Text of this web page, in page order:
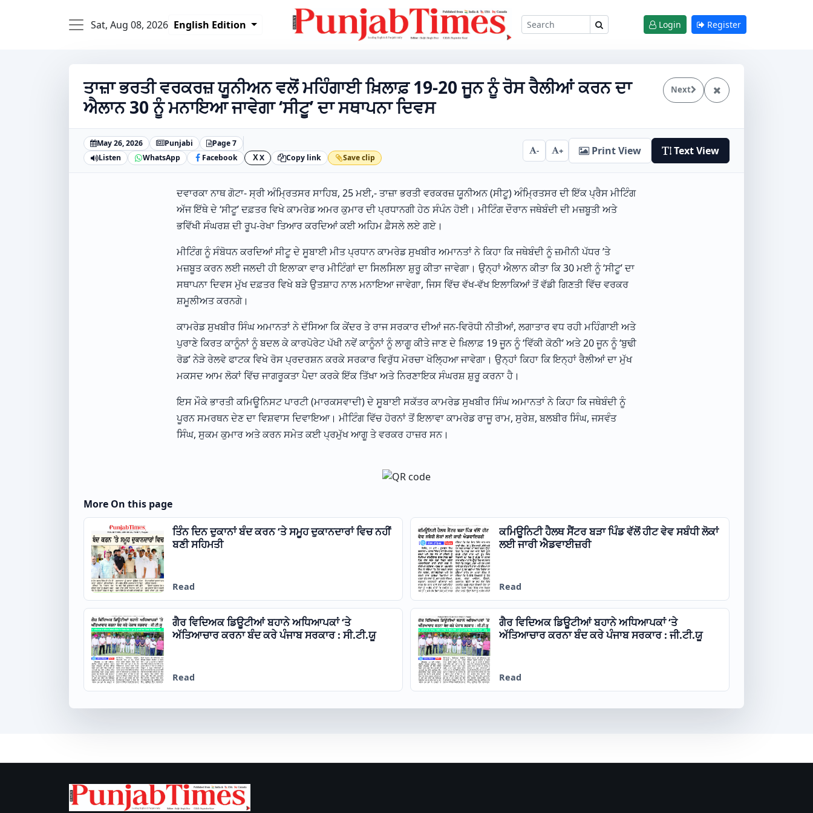
Sat, Aug 08, 2026 English Edition Login Register
ਤਾਜ਼ਾ ਭਰਤੀ ਵਰਕਰਜ਼ ਯੂਨੀਅਨ ਵਲੋਂ ਮਹਿੰਗਾਈ ਖ਼ਿਲਾਫ਼ 19-20 ਜੂਨ ਨੂੰ ਰੋਸ ਰੈਲੀਆਂ ਕਰਨ ਦਾ
ਐਲਾਨ 30 ਨੂੰ ਮਨਾਇਆ ਜਾਵੇਗਾ ‘ਸੀਟੂ’ ਦਾ ਸਥਾਪਨਾ ਦਿਵਸ
Next
May 26, 2026 Punjabi
Page 7
Listen
WhatsApp Facebook XX Copy link Save clip
- + Print View Text View
ਦਵਾਰਕਾ ਨਾਥ ਗੋਟਾ- ਸ੍ਰੀ ਅੰਮ੍ਰਿਤਸਰ ਸਾਹਿਬ, 25 ਮਈ,- ਤਾਜ਼ਾ ਭਰਤੀ ਵਰਕਰਜ਼ ਯੂਨੀਅਨ (ਸੀਟੂ) ਅੰਮ੍ਰਿਤਸਰ ਦੀ ਇੱਕ ਪ੍ਰੈਸ ਮੀਟਿੰਗ
ਅੱਜ ਇੱਥੇ ਦੇ ‘ਸੀਟੂ’ ਦਫ਼ਤਰ ਵਿਖੇ ਕਾਮਰੇਡ ਅਮਰ ਕੁਮਾਰ ਦੀ ਪ੍ਰਧਾਨਗੀ ਹੇਠ ਸੰਪੰਨ ਹੋਈ। ਮੀਟਿੰਗ ਦੌਰਾਨ ਜਥੇਬੰਦੀ ਦੀ ਮਜ਼ਬੂਤੀ ਅਤੇ
ਭਵਿੱਖੀ ਸੰਘਰਸ਼ ਦੀ ਰੂਪ-ਰੇਖਾ ਤਿਆਰ ਕਰਦਿਆਂ ਕਈ ਅਹਿਮ ਫ਼ੈਸਲੇ ਲਏ ਗਏ।
ਮੀਟਿੰਗ ਨੂੰ ਸੰਬੋਧਨ ਕਰਦਿਆਂ ਸੀਟੂ ਦੇ ਸੂਬਾਈ ਮੀਤ ਪ੍ਰਧਾਨ ਕਾਮਰੇਡ ਸੁਖਬੀਰ ਅਮਾਨਤਾਂ ਨੇ ਕਿਹਾ ਕਿ ਜਥੇਬੰਦੀ ਨੂੰ ਜ਼ਮੀਨੀ ਪੱਧਰ ’ਤੇ
ਮਜ਼ਬੂਤ ਕਰਨ ਲਈ ਜਲਦੀ ਹੀ ਇਲਾਕਾ ਵਾਰ ਮੀਟਿੰਗਾਂ ਦਾ ਸਿਲਸਿਲਾ ਸ਼ੁਰੂ ਕੀਤਾ ਜਾਵੇਗਾ। ਉਨ੍ਹਾਂ ਐਲਾਨ ਕੀਤਾ ਕਿ 30 ਮਈ ਨੂੰ ‘ਸੀਟੂ’ ਦਾ
ਸਥਾਪਨਾ ਦਿਵਸ ਮੁੱਖ ਦਫ਼ਤਰ ਵਿਖੇ ਬੜੇ ਉਤਸ਼ਾਹ ਨਾਲ ਮਨਾਇਆ ਜਾਵੇਗਾ, ਜਿਸ ਵਿੱਚ ਵੱਖ-ਵੱਖ ਇਲਾਕਿਆਂ ਤੋਂ ਵੱਡੀ ਗਿਣਤੀ ਵਿੱਚ ਵਰਕਰ
ਸ਼ਮੂਲੀਅਤ ਕਰਨਗੇ।
ਕਾਮਰੇਡ ਸੁਖਬੀਰ ਸਿੰਘ ਅਮਾਨਤਾਂ ਨੇ ਦੱਸਿਆ ਕਿ ਕੇਂਦਰ ਤੇ ਰਾਜ ਸਰਕਾਰ ਦੀਆਂ ਜਨ-ਵਿਰੋਧੀ ਨੀਤੀਆਂ, ਲਗਾਤਾਰ ਵਧ ਰਹੀ ਮਹਿੰਗਾਈ ਅਤੇ
ਪੁਰਾਣੇ ਕਿਰਤ ਕਾਨੂੰਨਾਂ ਨੂੰ ਬਦਲ ਕੇ ਕਾਰਪੋਰੇਟ ਪੱਖੀ ਨਵੇਂ ਕਾਨੂੰਨਾਂ ਨੂੰ ਲਾਗੂ ਕੀਤੇ ਜਾਣ ਦੇ ਖ਼ਿਲਾਫ਼ 19 ਜੂਨ ਨੂੰ ‘ਵਿੱਕੀ ਕੋਠੀ’ ਅਤੇ 20 ਜੂਨ ਨੂੰ ‘ਬੁਢੀ
ਰੋਡ’ ਨੇੜੇ ਰੇਲਵੇ ਫਾਟਕ ਵਿਖੇ ਰੋਸ ਪ੍ਰਦਰਸ਼ਨ ਕਰਕੇ ਸਰਕਾਰ ਵਿਰੁੱਧ ਮੋਰਚਾ ਖੋਲ੍ਹਿਆ ਜਾਵੇਗਾ। ਉਨ੍ਹਾਂ ਕਿਹਾ ਕਿ ਇਨ੍ਹਾਂ ਰੈਲੀਆਂ ਦਾ ਮੁੱਖ
ਮਕਸਦ ਆਮ ਲੋਕਾਂ ਵਿੱਚ ਜਾਗਰੂਕਤਾ ਪੈਦਾ ਕਰਕੇ ਇੱਕ ਤਿੱਖਾ ਅਤੇ ਨਿਰਣਾਇਕ ਸੰਘਰਸ਼ ਸ਼ੁਰੂ ਕਰਨਾ ਹੈ।
ਇਸ ਮੌਕੇ ਭਾਰਤੀ ਕਮਿਊਨਿਸਟ ਪਾਰਟੀ (ਮਾਰਕਸਵਾਦੀ) ਦੇ ਸੂਬਾਈ ਸਕੱਤਰ ਕਾਮਰੇਡ ਸੁਖਬੀਰ ਸਿੰਘ ਅਮਾਨਤਾਂ ਨੇ ਕਿਹਾ ਕਿ ਜਥੇਬੰਦੀ ਨੂੰ
ਪੂਰਨ ਸਮਰਥਨ ਦੇਣ ਦਾ ਵਿਸ਼ਵਾਸ ਦਿਵਾਇਆ। ਮੀਟਿੰਗ ਵਿੱਚ ਹੋਰਨਾਂ ਤੋਂ ਇਲਾਵਾ ਕਾਮਰੇਡ ਰਾਜੂ ਰਾਮ, ਸੁਰੇਸ਼, ਬਲਬੀਰ ਸਿੰਘ, ਜਸਵੰਤ
ਸਿੰਘ, ਸੁਕਮ ਕੁਮਾਰ ਅਤੇ ਕਰਨ ਸਮੇਤ ਕਈ ਪ੍ਰਮੁੱਖ ਆਗੂ ਤੇ ਵਰਕਰ ਹਾਜ਼ਰ ਸਨ।
More On this page
ਤਿੰਨ ਦਿਨ ਦੁਕਾਨਾਂ ਬੰਦ ਕਰਨ ‘ਤੇ ਸਮੂਹ ਦੁਕਾਨਦਾਰਾਂ ਵਿਚ ਨਹੀਂ
ਬਣੀ ਸਹਿਮਤੀ
Read
ਕਮਿਊਨਿਟੀ ਹੈਲਥ ਸੈਂਟਰ ਬੜਾ ਪਿੰਡ ਵੱਲੋਂ ਹੀਟ ਵੇਵ ਸਬੰਧੀ ਲੋਕਾਂ
ਲਈ ਜਾਰੀ ਐਡਵਾਈਜ਼ਰੀ
Read
ਗੈਰ ਵਿਦਿਅਕ ਡਿਊਟੀਆਂ ਬਹਾਨੇ ਅਧਿਆਪਕਾਂ ‘ਤੇ
ਅੱਤਿਆਚਾਰ ਕਰਨਾ ਬੰਦ ਕਰੇ ਪੰਜਾਬ ਸਰਕਾਰ : ਸੀ.ਟੀ.ਯੂ
Read
ਗੈਰ ਵਿਦਿਅਕ ਡਿਊਟੀਆਂ ਬਹਾਨੇ ਅਧਿਆਪਕਾਂ ‘ਤੇ
ਅੱਤਿਆਚਾਰ ਕਰਨਾ ਬੰਦ ਕਰੇ ਪੰਜਾਬ ਸਰਕਾਰ : ਜੀ.ਟੀ.ਯੂ
Read